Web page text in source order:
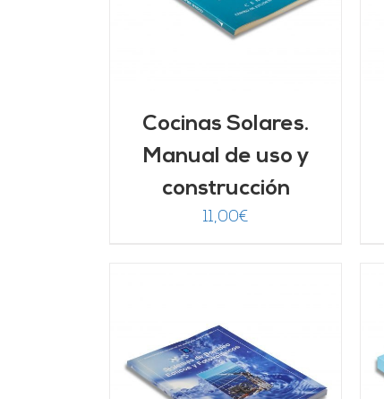
Cocinas Solares.
Manual de uso y
construcción
11,00€
AÑADIR AL CARRITO
/
DETALLES